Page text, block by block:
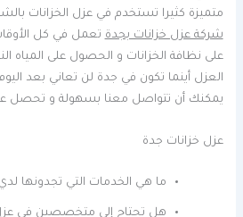
متميزة كثيرا تستخدم في عزل الخزانات
شركة عزل خزانات بجدةتعمل في كل
على نظافة الخزانات و الحصول على المياه
العزل أينما تكون في جدة لن تعاني بعد
يمكنك أن تتواصل معنا بسهولة و تحصل
عزل خزانات جدة
ما هي الخدمات التي تجدونها
هل تحتاج إلى متخصصين في عزل